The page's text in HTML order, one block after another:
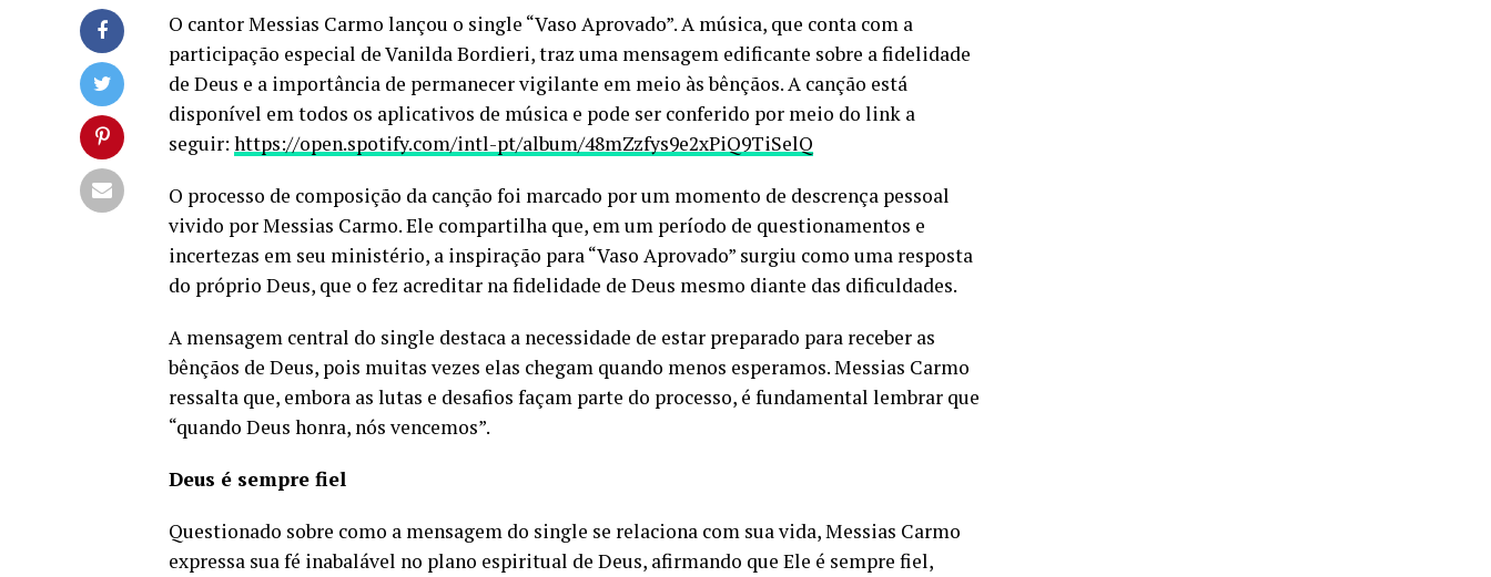
O cantor Messias Carmo lançou o single “Vaso Aprovado”. A música, que conta com a
participação especial de Vanilda Bordieri, traz uma mensagem edificante sobre a fidelidade
de Deus e a importância de permanecer vigilante em meio às bênçãos. A canção está
disponível em todos os aplicativos de música e pode ser conferido por meio do link a
seguir: https://open.spotify.com/intl-pt/album/48mZzfys9e2xPiQ9TiSelQ
O processo de composição da canção foi marcado por um momento de descrença pessoal
vivido por Messias Carmo. Ele compartilha que, em um período de questionamentos e
incertezas em seu ministério, a inspiração para “Vaso Aprovado” surgiu como uma resposta
do próprio Deus, que o fez acreditar na fidelidade de Deus mesmo diante das dificuldades.
A mensagem central do single destaca a necessidade de estar preparado para receber as
bênçãos de Deus, pois muitas vezes elas chegam quando menos esperamos. Messias Carmo
ressalta que, embora as lutas e desafios façam parte do processo, é fundamental lembrar que
“quando Deus honra, nós vencemos”.
Deus é sempre fiel
Questionado sobre como a mensagem do single se relaciona com sua vida, Messias Carmo
expressa sua fé inabalável no plano espiritual de Deus, afirmando que Ele é sempre fiel,